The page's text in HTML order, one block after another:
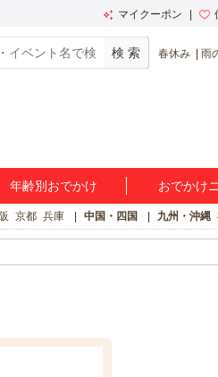
マイクーポン
春休み 雨
年齢別おでかけ おでかけ
京都 兵庫 中国・四国 九州・沖縄